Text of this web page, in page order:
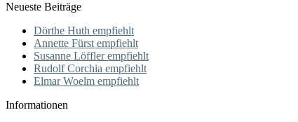
Neueste Beiträge
Dörthe Huth empfiehlt
Annette Fürst empfiehlt
Susanne Löffler empfiehlt
Rudolf Corchia empfiehlt
Elmar Woelm empfiehlt
Informationen